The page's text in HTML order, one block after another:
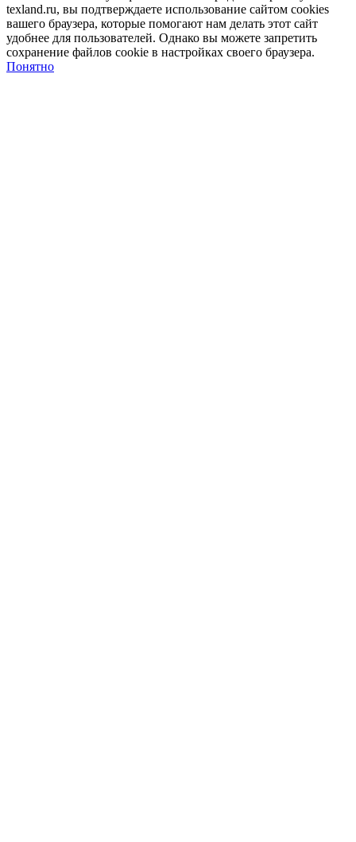
texland.ru, вы подтверждаете использование сайтом cookies
вашего браузера, которые помогают нам делать этот сайт
удобнее для пользователей. Однако вы можете запретить
сохранение файлов cookie в настройках своего браузера.
Понятно